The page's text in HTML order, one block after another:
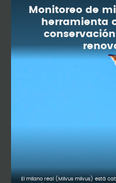
Monitoreo de
herramienta
El milano real (Milvus milvus) está